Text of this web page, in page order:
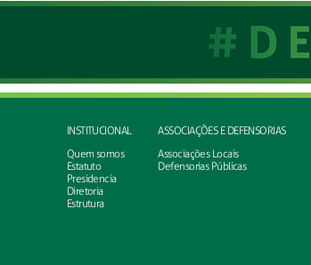
INSTITUCIONAL
Quem somos
Estatuto
Presidencia
Diretoria
Estrutura
ASSOCIAÇÕES E DEFENSORIAS
Associações Locais
Defensorias Públicas